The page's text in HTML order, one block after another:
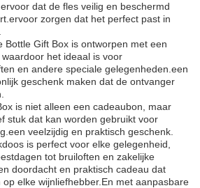
dat de fles veilig en beschermd
zorgen dat het perfect past in
Bottle Gift Box is ontworpen met een
het ideaal is voor
en andere speciale gelegenheden.een
geschenk maken dat de ontvanger
is niet alleen een cadeaubon, maar
stuk dat kan worden gebruikt voor
veelzijdig en praktisch geschenk.
is perfect voor elke gelegenheid,
tot bruiloften en zakelijke
doordacht en praktisch cadeau dat
elke wijnliefhebber.En met aanpasbare